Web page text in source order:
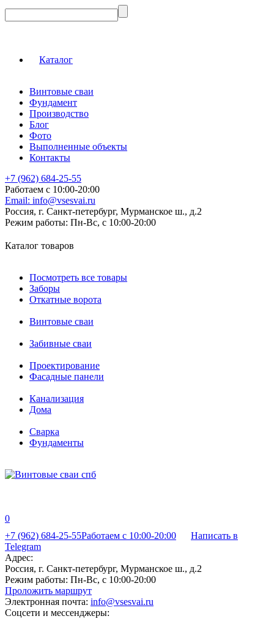
Каталог
Винтовые сваи
Фундамент
Производство
Блог
Фото
Выполненные объекты
Контакты
+7 (962) 684-25-55
Работаем с 10:00-20:00
Email: info@vsesvai.ru
Россия, г. Санкт-петербург, Мурманское ш., д.2
Режим работы: Пн-Вс, с 10:00-20:00
Каталог товаров
Посмотреть все товары
Заборы
Откатные ворота
Винтовые сваи
Забивные сваи
Проектирование
Фасадные панели
Канализация
Дома
Сварка
Фундаменты
0
+7 (962) 684-25-55Работаем с 10:00-20:00
Написать в
Telegram
Адрес:
Россия, г. Санкт-петербург, Мурманское ш., д.2
Режим работы: Пн-Вс, с 10:00-20:00
Проложить маршрут
Электронная почта: info@vsesvai.ru
Соцсети и мессенджеры: